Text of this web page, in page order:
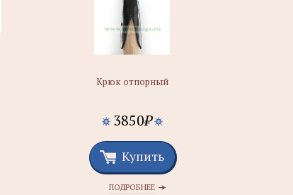
Крюк отпорный
3850₽
Купить
ПОДРОБНЕЕ